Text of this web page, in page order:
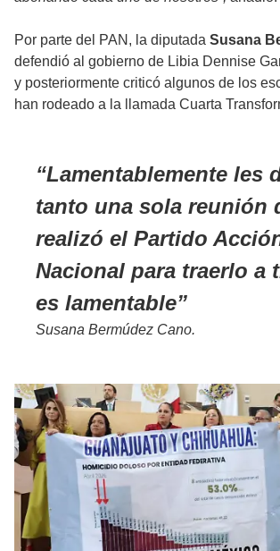
Por parte del PAN, la diputada Susana
defendió al gobierno de Libia Dennise
y posteriormente criticó algunos de los
han rodeado a la llamada Cuarta
Lamentablemente les
tanto una sola reunión
realizó el Partido
Nacional para traerlo a
es lamentable
Susana Bermúdez Cano.